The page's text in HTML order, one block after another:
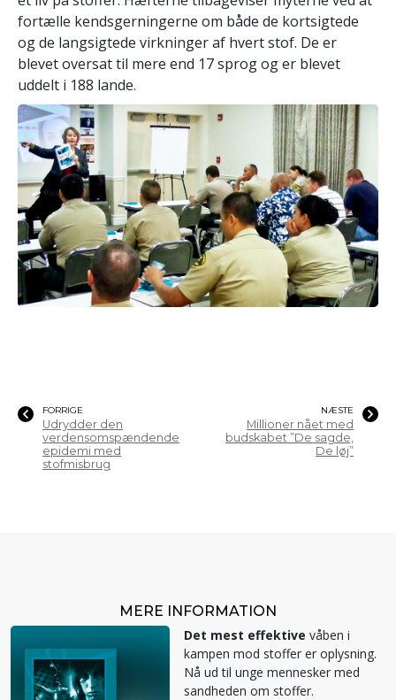
fortælle kendsgerningerne om både de kortsigtede
og de langsigtede virkninger af hvert stof. De er
blevet oversat til mere end 17 sprog og er blevet
uddelt i 188 lande.
FORRIGE
Udrydder den
verdensomspændende
epidemi med
stofmisbrug
NÆSTE
Millioner nået med
budskabet ”De sagde,
De løj”
MERE INFORMATION
Det mest effektive våben i
kampen mod stoffer er oplysning.
Nå ud til unge mennesker med
sandheden om stoffer.